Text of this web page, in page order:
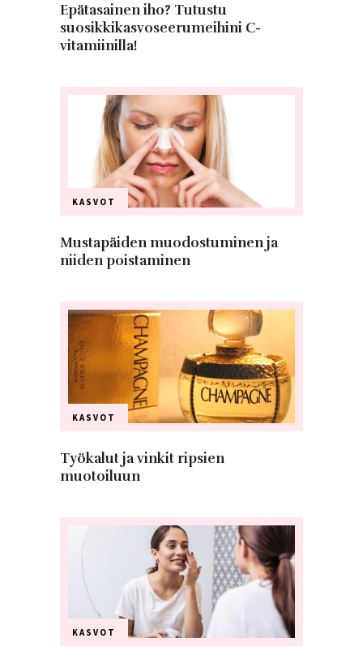
Epätasainen iho? Tutustu
suosikkikasvoseerumeihini C-
vitamiinilla!
KASVOT
Mustapäiden muodostuminen ja
niiden poistaminen
KASVOT
Työkalut ja vinkit ripsien
muotoiluun
KASVOT